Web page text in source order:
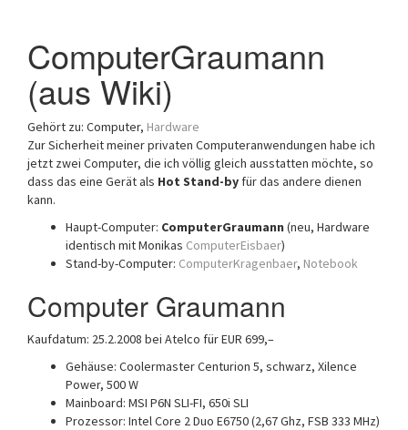
ComputerGraumann
(aus Wiki)
Gehört zu: Computer, Hardware
Zur Sicherheit meiner privaten Computeranwendungen habe ich
jetzt zwei Computer, die ich völlig gleich ausstatten möchte, so
dass das eine Gerät als Hot Stand-by für das andere dienen
kann.
Haupt-Computer: ComputerGraumann (neu, Hardware
identisch mit Monikas ComputerEisbaer)
Stand-by-Computer: ComputerKragenbaer, Notebook
Computer Graumann
Kaufdatum: 25.2.2008 bei Atelco für EUR 699,–
Gehäuse: Coolermaster Centurion 5, schwarz, Xilence
Power, 500 W
Mainboard: MSI P6N SLI-FI, 650i SLI
Prozessor: Intel Core 2 Duo E6750 (2,67 Ghz, FSB 333 MHz)